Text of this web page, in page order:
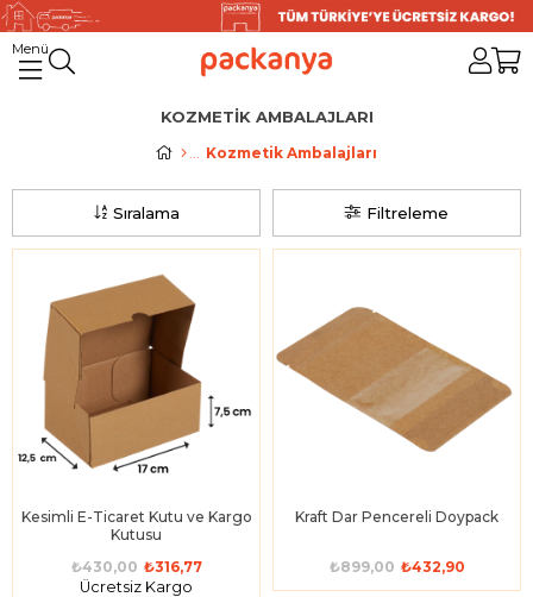
KOZMETIK AMBALAJLARI
Kozmetik Ambalajları
Filtreleme
Sıralama
Kesimli E-Ticaret Kutu ve Kargo
Kutusu
₺316,77
₺430,00
Ücretsiz Kargo
Kraft Dar Pencereli Doypack
₺432,90
₺899,00